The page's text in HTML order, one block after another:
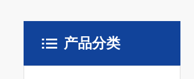
产品分类